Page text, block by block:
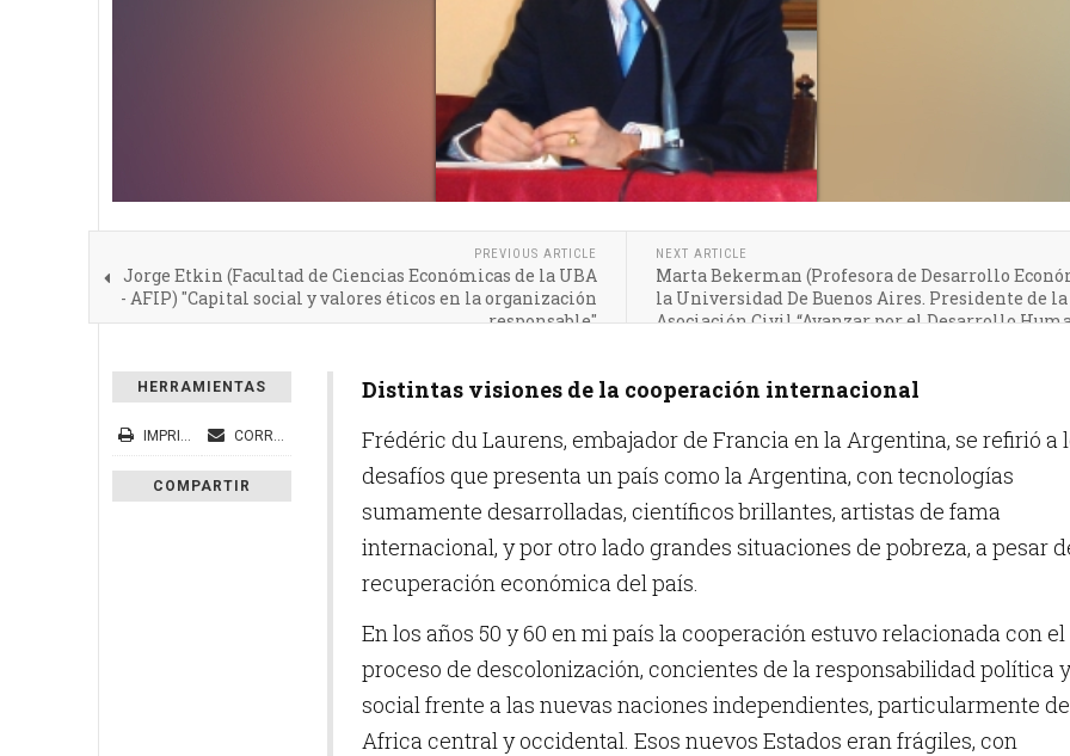
PREVIOUS ARTICLE
Jorge Etkin (Facultad de Ciencias Económicas de la UBA
- AFIP) "Capital social y valores éticos en la organización
responsable"
NEXT ARTICLE
Marta Bekerman (Profesora de Desarrollo
la Universidad De Buenos Aires. Presidente de la
Asociación Civil “Avanzar por el Desarrollo
HERRAMIENTAS
IMPRIMIR CORREO ELECTRÓNICO
COMPARTIR
Distintas visiones de la cooperación internacional
Frédéric du Laurens, embajador de Francia en la Argentina, se refirió a
desafíos que presenta un país como la Argentina, con tecnologías
sumamente desarrolladas, científicos brillantes, artistas de fama
internacional, y por otro lado grandes situaciones de pobreza, a pesar
recuperación económica del país.
En los años 50 y 60 en mi país la cooperación estuvo relacionada con el
proceso de descolonización, concientes de la responsabilidad política y
social frente a las nuevas naciones independientes, particularmente de
Africa central y occidental. Esos nuevos Estados eran frágiles, con